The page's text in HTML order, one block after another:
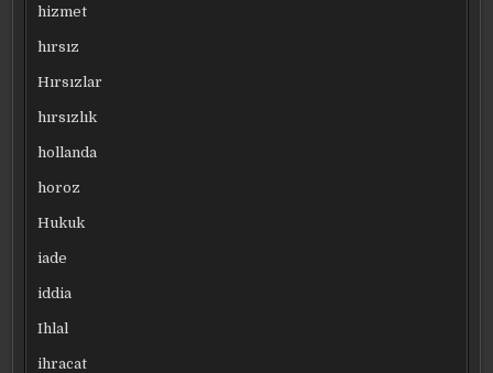
hizmet
hırsız
Hırsızlar
hırsızlık
hollanda
horoz
Hukuk
iade
iddia
Ihlal
ihracat